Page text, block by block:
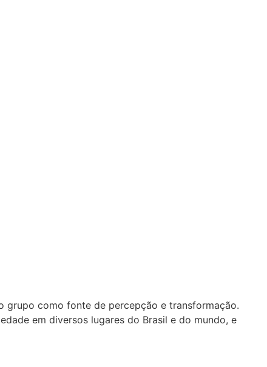
grupo como fonte de percepção e transformação.
em diversos lugares do Brasil e do mundo, e